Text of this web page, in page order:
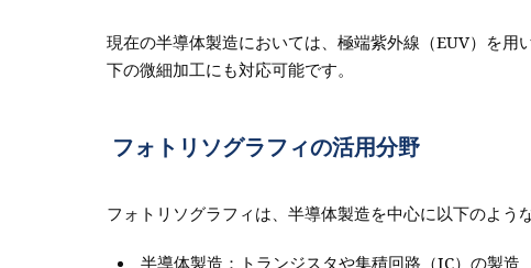
現在の半導体製造においては、極端紫外線（EUV）を
下の微細加工にも対応可能です。
フォトリソグラフィの活用分野
フォトリソグラフィは、半導体製造を中心に以下のよう
半導体製造：トランジスタや集積回路（IC）の製造